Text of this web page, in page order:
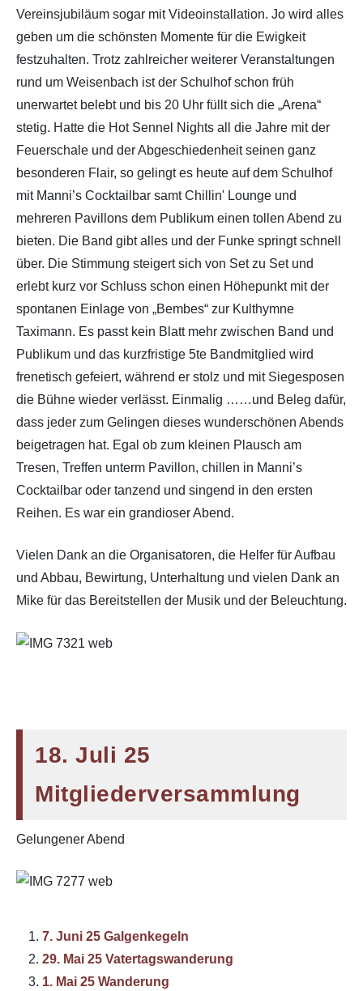
Vereinsjubiläum sogar mit Videoinstallation. Jo wird alles
geben um die schönsten Momente für die Ewigkeit
festzuhalten. Trotz zahlreicher weiterer Veranstaltungen
rund um Weisenbach ist der Schulhof schon früh
unerwartet belebt und bis 20 Uhr füllt sich die „Arena“
stetig. Hatte die Hot Sennel Nights all die Jahre mit der
Feuerschale und der Abgeschiedenheit seinen ganz
besonderen Flair, so gelingt es heute auf dem Schulhof
mit Manni’s Cocktailbar samt Chillin' Lounge und
mehreren Pavillons dem Publikum einen tollen Abend zu
bieten. Die Band gibt alles und der Funke springt schnell
über. Die Stimmung steigert sich von Set zu Set und
erlebt kurz vor Schluss schon einen Höhepunkt mit der
spontanen Einlage von „Bembes“ zur Kulthymne
Taximann. Es passt kein Blatt mehr zwischen Band und
Publikum und das kurzfristige 5te Bandmitglied wird
frenetisch gefeiert, während er stolz und mit Siegesposen
die Bühne wieder verlässt. Einmalig ……und Beleg dafür,
dass jeder zum Gelingen dieses wunderschönen Abends
beigetragen hat. Egal ob zum kleinen Plausch am
Tresen, Treffen unterm Pavillon, chillen in Manni’s
Cocktailbar oder tanzend und singend in den ersten
Reihen. Es war ein grandioser Abend.
Vielen Dank an die Organisatoren, die Helfer für Aufbau
und Abbau, Bewirtung, Unterhaltung und vielen Dank an
Mike für das Bereitstellen der Musik und der Beleuchtung.
18. Juli 25
Mitgliederversammlung
Gelungener Abend
7. Juni 25 Galgenkegeln
29. Mai 25 Vatertagswanderung
1. Mai 25 Wanderung